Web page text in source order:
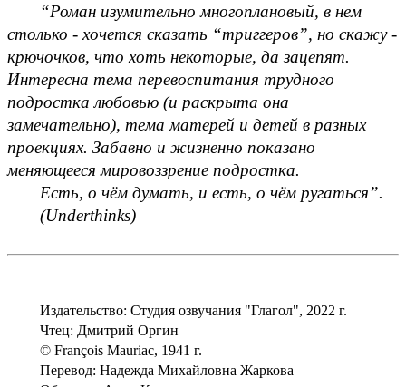
“Роман изумительно многоплановый, в нем
столько - хочется сказать “триггеров”, но скажу -
крючочков, что хоть некоторые, да зацепят.
Интересна тема перевоспитания трудного
подростка любовью (и раскрыта она
замечательно), тема матерей и детей в разных
проекциях. Забавно и жизненно показано
меняющееся мировоззрение подростка.
Есть, о чём думать, и есть, о чём ругаться”.
(Underthinks)
Издательство: Студия озвучания "Глагол", 2022 г.
Чтец: Дмитрий Оргин
© François Mauriac, 1941 г.
Перевод: Надежда Михайловна Жаркова